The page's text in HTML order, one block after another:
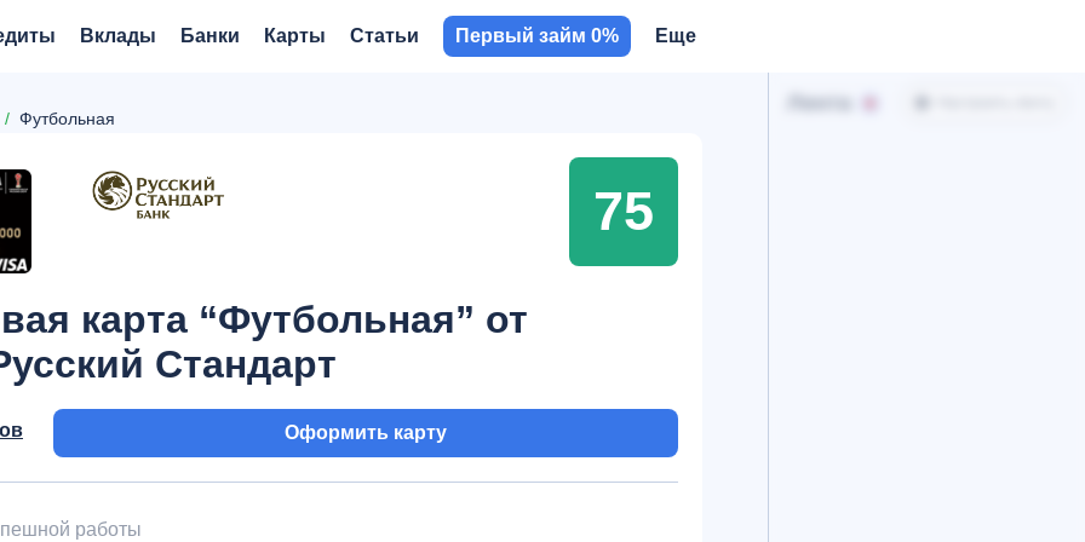
Вклады Банки Карты Статьи Первый займ 0% Еще
Футбольная
карта “Футбольная” от
Стандарт
75
Оформить карту
работы
Лента